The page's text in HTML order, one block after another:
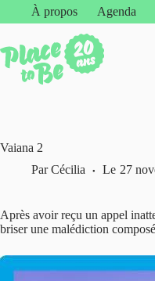
À propos Agenda
Vaiana 2
Par Cécilia Le 27
Après avoir reçu un appel
briser une malédiction